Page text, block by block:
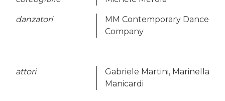
danzatori
MM Contemporary Dance
Company
attori
Gabriele Martini, Marinella
Manicardi